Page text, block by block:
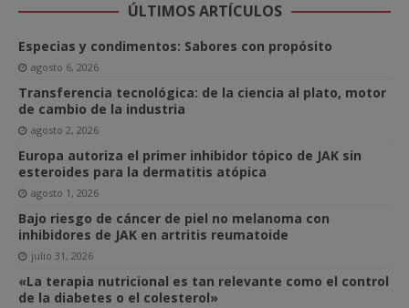
ÚLTIMOS ARTÍCULOS
Especias y condimentos: Sabores con propósito
agosto 6, 2026
Transferencia tecnológica: de la ciencia al plato, motor
de cambio de la industria
agosto 2, 2026
Europa autoriza el primer inhibidor tópico de JAK sin
esteroides para la dermatitis atópica
agosto 1, 2026
Bajo riesgo de cáncer de piel no melanoma con
inhibidores de JAK en artritis reumatoide
julio 31, 2026
«La terapia nutricional es tan relevante como el control
de la diabetes o el colesterol»